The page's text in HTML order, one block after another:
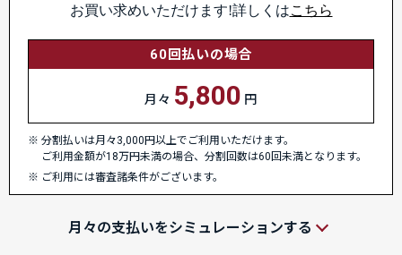
お買い求めいただけます!詳しくはこちら
60回払いの場合
月々 5,800 円
分割払いは月々3,000円以上でご利用いただけます。
ご利用金額が18万円未満の場合、分割回数は60回未満となります。
ご利用には審査諸条件がございます。
月々の支払いをシミュレーションする